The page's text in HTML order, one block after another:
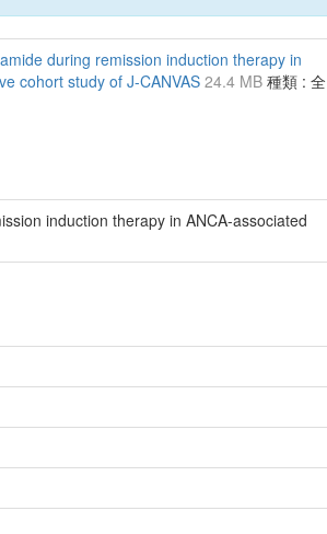
during remission induction therapy in
cohort study of J-CANVAS24.4 MB 種類 : 全
induction therapy in ANCA-associated